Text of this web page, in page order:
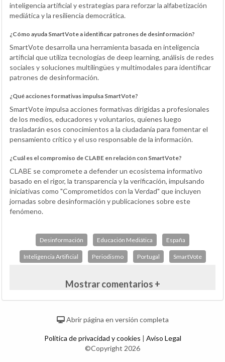
inteligencia artificial y estrategias para reforzar la alfabetización
mediática y la resiliencia democrática.
¿Cómo ayuda SmartVote a identificar patrones de desinformación?
SmartVote desarrolla una herramienta basada en inteligencia
artificial que utiliza tecnologías de deep learning, análisis de redes
sociales y soluciones multilingües y multimodales para identificar
patrones de desinformación.
¿Qué acciones formativas impulsa SmartVote?
SmartVote impulsa acciones formativas dirigidas a profesionales
de los medios, educadores y voluntarios, quienes luego
trasladarán esos conocimientos a la ciudadanía para fomentar el
pensamiento crítico y el uso responsable de la información.
¿Cuál es el compromiso de CLABE en relación con SmartVote?
CLABE se compromete a defender un ecosistema informativo
basado en el rigor, la transparencia y la verificación, impulsando
iniciativas como "Comprometidos con la Verdad" que incluyen
jornadas sobre desinformación y publicaciones sobre este
fenómeno.
Desinformación Educación Mediática España
Inteligencia Artificial Periodismo Portugal SmartVote
Mostrar comentarios +
Abrir página en versión completa
Política de privacidad y cookies | Aviso Legal
©Copyright 2026